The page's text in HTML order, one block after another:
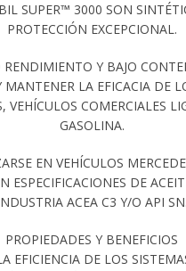
SUPER™ 3000 SON
PROTECCIÓN EXCEPCIONAL.
Y BAJO
LA EFICACIA DE
VEHÍCULOS COMERCIALES
GASOLINA.
EN VEHÍCULOS
ESPECIFICACIONES DE
ACEA C3 Y/O API SN.
PROPIEDADES Y BENEFICIOS
DE LOS